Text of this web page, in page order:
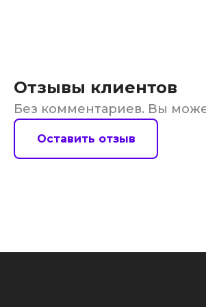
Отзывы клиентов
Без комментариев. Вы
Оставить отзыв